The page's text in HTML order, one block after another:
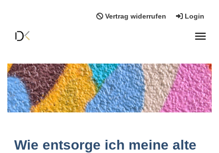
Vertrag widerrufen Login
Wie entsorge ich meine alte